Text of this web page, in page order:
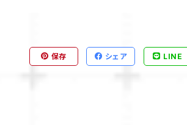
保存 シェア LINE